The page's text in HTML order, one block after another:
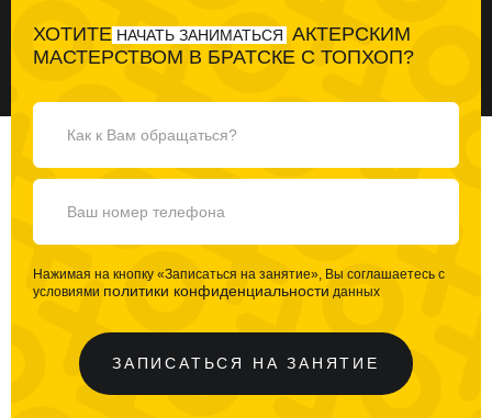
ХОТИТЕНАЧАТЬ ЗАНИМАТЬСЯ АКТЕРСКИМ
МАСТЕРСТВОМ В БРАТСКЕ С ТОПХОП?
Нажимая на кнопку «Записаться на занятие», Вы соглашаетесь с
условиями политики конфиденциальности данных
ЗАПИСАТЬСЯ НА ЗАНЯТИЕ